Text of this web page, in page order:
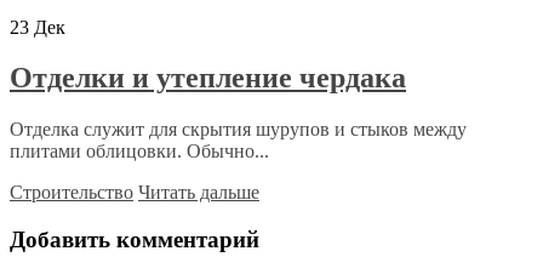
23 Дек
Отделки и утепление чердака
Отделка служит для скрытия шурупов и стыков между
плитами облицовки. Обычно...
Строительство Читать дальше
Добавить комментарий